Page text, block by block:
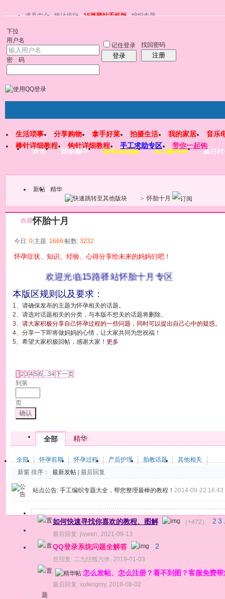
道具中心 统计排行 15路驿站手机版 编织专题
下拉
用户名
密 码
记住登录
登录
找回密码
注册
首页 群组圈子 教你找图解 关注微信号 每日
生活琐事 分享购物 拿手好菜 拍摄生活 我的家居
音乐
棒针详细教程
钩针详细教程 手工求助专区 带你一起钩
新帖
精华
> 怀胎十月
怀胎十月
收藏
今日: 0|主题: 1666|帖数: 3232
怀孕症状、知识、经验、心得分享给未来的妈妈们吧！
欢迎光临15路驿站怀胎十月专区
本版区规则以及要求 ：
1、请确保发布的主题为怀孕相关的话题。
2、请选对话题相关的分类，与本版不想关的话题将删除。
3、请大家积极分享自己怀孕过程的一些问题，同时可以提出自己心中的疑惑。
4、分享一下即将做妈妈的心情，让大家共同为您祝福！
5、希望大家积极回帖，感谢大家！ 更多
1 2 3 45 6 ...34下一页
到第
页
确认
全部 精华
全部 怀孕前期 怀孕过程 产后护理 胎教话题
其他相关
新窗 排序： 最新发帖 | 最后回复
站点公告: 手工编织专题大全，帮您整理最棒的教程！ 2014-09-22 16:43
如何快速寻找你喜欢的教程、图解 （+472） 23
最后回复: jiywen 2021-09-13
QQ登录系统问题全解答 2
后回复:二九结狐六体,2019-01-03
怎么发帖、怎么注册？看不到图？客服免费
最后回复: xufengmy, 2018-08-02
题